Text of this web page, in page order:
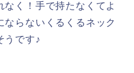
く！手で持たなくてよ
ならないくるくるネック
うです♪